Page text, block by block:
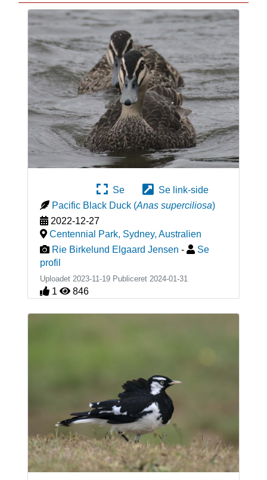
Se
Se link-side
Pacific Black Duck (Anas superciliosa)
2022-12-27
Centennial Park, Sydney, Australien
Rie Birkelund Elgaard Jensen -
Se
profil
Uploadet 2023-11-19 Publiceret 2024-01-31
1 846